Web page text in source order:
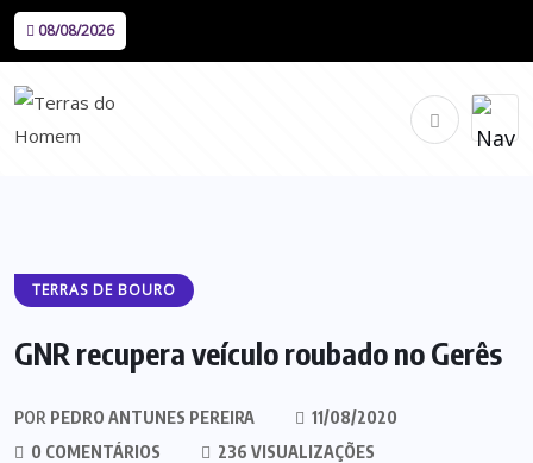
08/08/2026
TERRAS DE BOURO
GNR recupera veículo roubado no Gerês
POR PEDRO ANTUNES PEREIRA
11/08/2020
0 COMENTÁRIOS
236 VISUALIZAÇÕES